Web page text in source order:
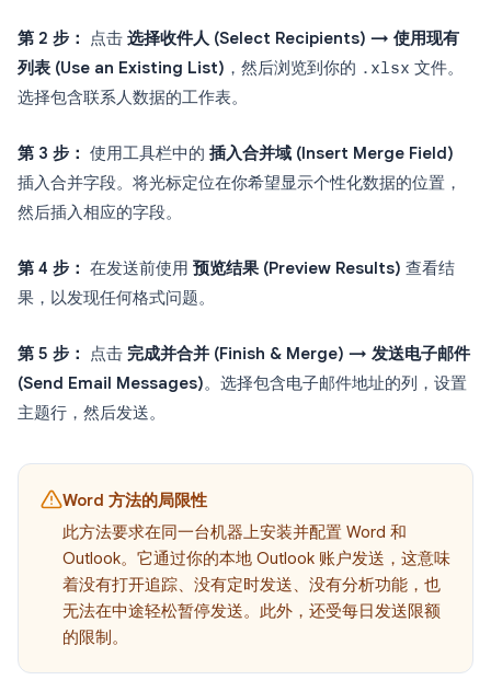
第 2 步： 点击 选择收件人 (Select Recipients) → 使用现有
列表 (Use an Existing List) ，然后浏览到你的 .xlsx 文件。
选择包含联系人数据的工作表。
第 3 步： 使用工具栏中的 插入合并域 (Insert Merge Field)
插入合并字段。将光标定位在你希望显示个性化数据的位置，
然后插入相应的字段。
第 4 步： 在发送前使用 预览结果 (Preview Results) 查看结
果，以发现任何格式问题。
第 5 步： 点击 完成并合并 (Finish & Merge) → 发送电子邮件
(Send Email Messages)。选择包含电子邮件地址的列，设置
主题行，然后发送。
Word 方法的局限性
此方法要求在同一台机器上安装并配置 Word 和
Outlook。它通过你的本地 Outlook 账户发送，这意味
着没有打开追踪、没有定时发送、没有分析功能，也
无法在中途轻松暂停发送。此外，还受每日发送限额
的限制。